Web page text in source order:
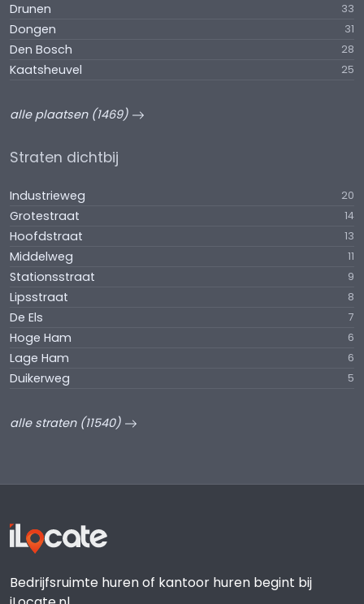
Drunen 33
Dongen 31
Den Bosch 28
Kaatsheuvel 25
alle plaatsen (1469)
Straten dichtbij
Industrieweg 20
Grotestraat 14
Hoofdstraat 13
Middelweg 11
Stationsstraat 9
Lipsstraat 8
De Els 7
Hoge Ham 6
Lage Ham 6
Duikerweg 5
alle straten (11540)
Bedrijfsruimte huren of kantoor huren begint bij